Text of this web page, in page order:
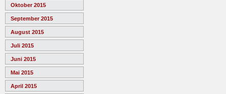
Oktober 2015
September 2015
August 2015
Juli 2015
Juni 2015
Mai 2015
April 2015